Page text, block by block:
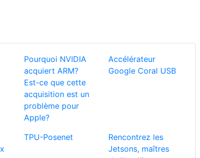
Pourquoi NVIDIA
acquiert ARM?
Est-ce que cette
acquisition est un
problème pour
Apple?
Accélérateur
Google Coral USB
TPU-Posenet
Rencontrez les
Jetsons, maîtres